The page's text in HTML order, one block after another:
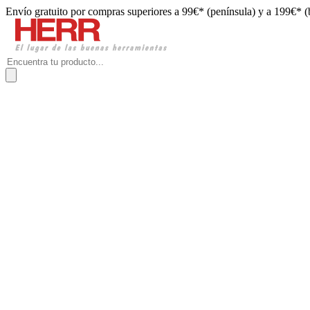
Envío gratuito por compras superiores a 99€* (península) y a 199€*